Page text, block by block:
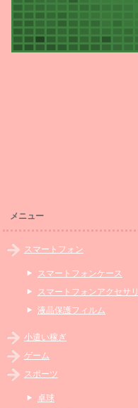
メニュー
スマートフォン
スマートフォンケース
スマートフォンアクセサリ
液晶保護フィルム
小遣い稼ぎ
ゲーム
スポーツ
卓球